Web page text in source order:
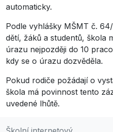
automaticky.
Podle vyhlášky MŠMT č.
dětí, žáků a studentů, škola
úrazu nejpozději do 10
kdy se o úrazu dozvěděla.
Pokud rodiče požádají o
škola má povinnost tento
uvedené lhůtě.